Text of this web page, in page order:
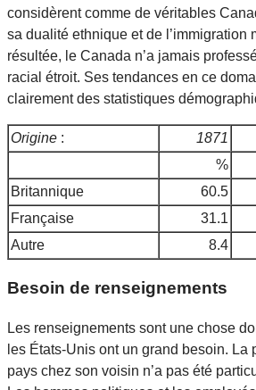
considèrent comme de véritables
sa dualité ethnique et de l’immigration
résultée, le Canada n’a jamais
racial étroit. Ses tendances en ce
clairement des statistiques
Origine : 1871
%
Britannique
60.5
Française
31.1
Autre
8.4
Besoin de renseignements
Les renseignements sont une chose
les États-Unis ont un grand besoin. La
pays chez son voisin n’a pas été